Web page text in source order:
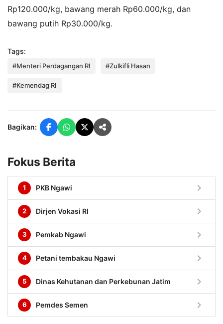
Rp120.000/kg, bawang merah Rp60.000/kg, dan
bawang putih Rp30.000/kg.
Tags:
#Menteri Perdagangan RI #Zulkifli Hasan
#Kemendag RI
Bagikan:
Fokus Berita
1 PKB Ngawi chevron_right
2 Dirjen Vokasi RI chevron_right
3 Pemkab Ngawi chevron_right
4 Petani tembakau Ngawi chevron_right
5 Dinas Kehutanan dan Perkebunan Jatim chevron_right
6 Pemdes Semen chevron_right